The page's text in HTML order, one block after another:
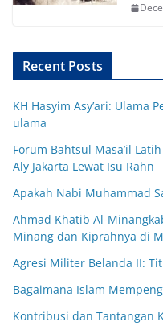
Recent Posts
KH Hasyim Asy’ari: Ulama
ulama
Forum Bahtsul Masā’il
Aly Jakarta Lewat Isu Rahn
Apakah Nabi Muhammad
Ahmad Khatib Al-
Minang dan Kiprahnya di
Agresi Militer Belanda II:
Bagaimana Islam
Kontribusi dan Tantangan